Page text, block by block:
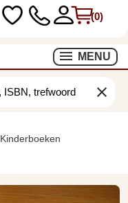
(0)
MENU
clear
Kinderboeken